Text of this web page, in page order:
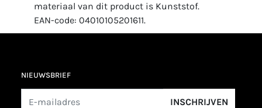
materiaal van dit product is Kunststof.
EAN-code: 04010105201611.
NIEUWSBRIEF
INSCHRIJVEN